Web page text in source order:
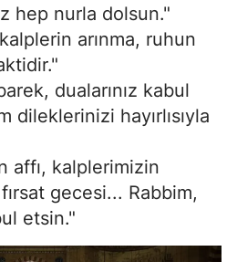
hep nurla dolsun."
arınma, ruhun
dualarınız kabul
dileklerinizi hayırlısıyla
affı, kalplerimizin
gecesi... Rabbim,
etsin."